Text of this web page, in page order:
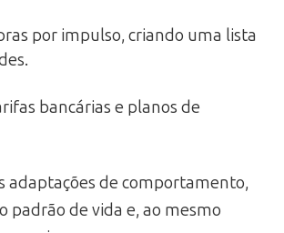
por impulso, criando uma lista
bancárias e planos de
adaptações de comportamento,
padrão de vida e, ao mesmo